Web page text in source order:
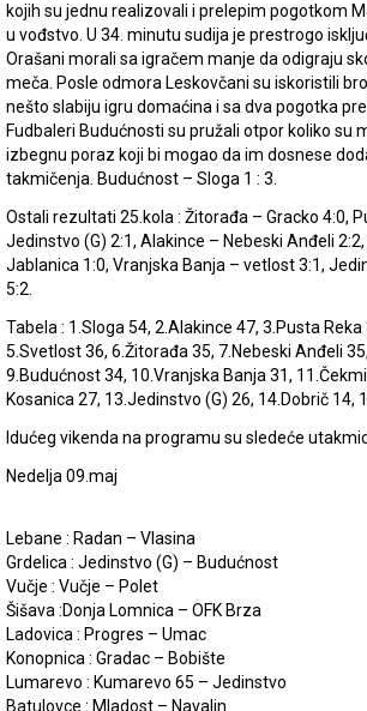
kojih su jednu realizovali i prelepim pogotkom
u vođstvo. U 34. minutu sudija je prestrogo
Orašani morali sa igračem manje da odigraju
meča. Posle odmora Leskovčani su iskoristili
nešto slabiju igru domaćina i sa dva pogotka
Fudbaleri Budućnosti su pružali otpor koliko su
izbegnu poraz koji bi mogao da im dosnese
takmičenja. Budućnost – Sloga 1 : 3.
Ostali rezultati 25.kola : Žitorađa – Gracko 4:0,
Jedinstvo (G) 2:1, Alakince – Nebeski Anđeli 2:2,
Jablanica 1:0, Vranjska Banja – vetlost 3:1,
5:2.
Tabela : 1.Sloga 54, 2.Alakince 47, 3.Pusta
5.Svetlost 36, 6.Žitorađa 35, 7.Nebeski Anđeli
9.Budućnost 34, 10.Vranjska Banja 31,
Kosanica 27, 13.Jedinstvo (G) 26, 14.Dobrič 14,
Idućeg vikenda na programu su sledeće
Nedelja 09.maj
Lebane : Radan – Vlasina
Grdelica : Jedinstvo (G) – Budućnost
Vučje : Vučje – Polet
Šišava :Donja Lomnica – OFK Brza
Ladovica : Progres – Umac
Konopnica : Gradac – Bobište
Lumarevo : Kumarevo 65 – Jedinstvo
Batulovce : Mladost – Navalin